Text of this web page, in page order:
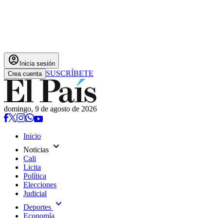
account_circle Inicia sesión
Crea cuenta SUSCRÍBETE
domingo, 9 de agosto de 2026
Inicio
Noticias expand_more
Cali
Licita
Política
Elecciones
Judicial
Deportes expand_more
Economía